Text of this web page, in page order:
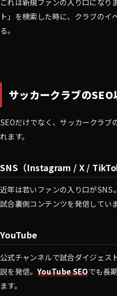
ト」を検索した時に、クラブの
る。
サッカークラブの
SEOだけでなく、サッカークラブ
れます。
SNS（Instagram / X /
近年は若いファンの入り口がSNS
試合裏側コンテンツを発信していま
YouTube
公式チャンネルで試合ダイジェス
説を発信。YouTube SEOでも長
ます。